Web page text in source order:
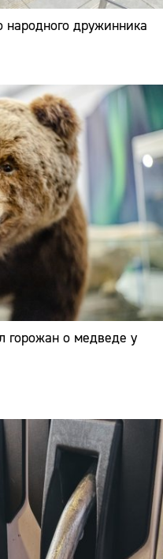
дружинника
горожан о медведе у